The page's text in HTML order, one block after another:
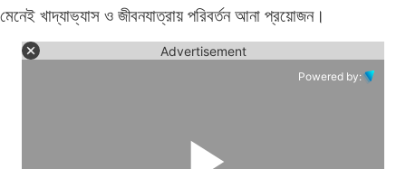
মেনেই খাদ্যাভ্যাস ও জীবনযাত্রায় পরিবর্তন আনা প্রয়োজন।
Advertisement
Powered by: